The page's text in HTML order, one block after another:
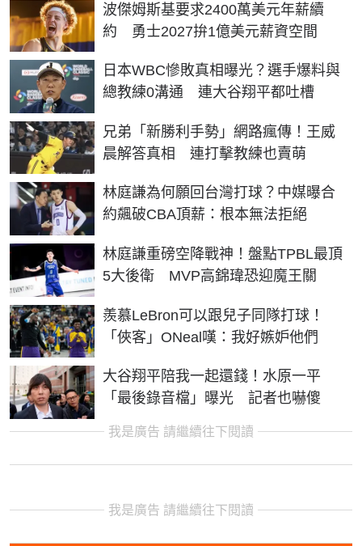
波傑姆斯基要求2400萬美元年薪續
約 勇士2027拚1億美元薪資空間
日本WBC慘敗真相曝光？選手爆料與
總教練0溝通 連大谷翔平都吐槽
兄弟「新勝利手勢」網路瘋傳！王威
晨解答真相 連打擊教練也賣萌
林庭謙為何願回台灣打球？中媒曝合
約飆破CBA頂薪：根本無法拒絕
林庭謙重磅空降戰神！盤點TPBL最頂
5大後衛 MVP高錦瑋恐迎魔王關
羨慕LeBron可以跟兒子同隊打球！
「俠客」ONeal嘆：我好嫉妒他們
大谷翔平陪我一起還錢！水原一平
「最後錄音檔」曝光 記者也嚇傻
我是廣告 請繼續往下閱讀
我是廣告 請繼續往下閱讀